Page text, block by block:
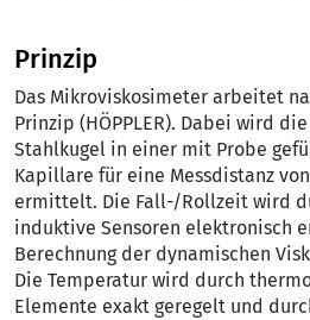
Prinzip
Das Mikroviskosimeter arbeitet
Prinzip (HÖPPLER). Dabei wird
Stahlkugel in einer mit Probe
Kapillare für eine Messdistanz
ermittelt. Die Fall-/Rollzeit wird
induktive Sensoren elektronisch
Berechnung der dynamischen
Die Temperatur wird durch
Elemente exakt geregelt und